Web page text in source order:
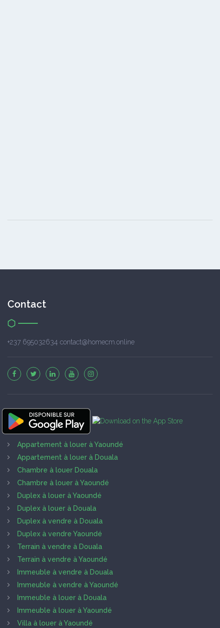
Contact
+237 695032634 contact@homecm.online
Appartement à louer à Yaoundé
Appartement à louer à Douala
Chambre à louer Douala
Chambre à louer à Yaoundé
Duplex à louer à Yaoundé
Duplex à louer à Douala
Duplex à vendre à Douala
Duplex à vendre Yaoundé
Terrain à vendre à Douala
Terrain à vendre à Yaoundé
Immeuble à vendre à Douala
Immeuble à vendre à Yaoundé
Immeuble à louer à Douala
Immeuble à louer à Yaoundé
Villa à louer à Yaoundé